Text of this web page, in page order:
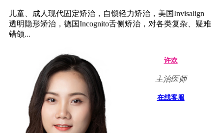
儿童、成人现代固定矫治，自锁轻力矫治，美国Invisalign
透明隐形矫治，德国Incognito舌侧矫治，对各类复杂、疑难
错颌...
许欢
主治医师
在线客服